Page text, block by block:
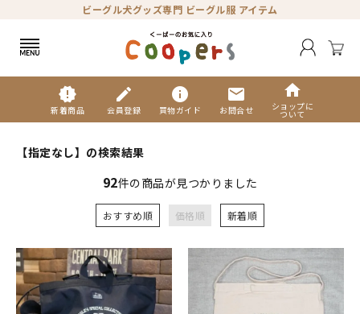
ビーグル犬グッズ専門 ビーグル服 アイテム
new_releases
新着商品
edit
会員登録
info
買物ガイド
mail
お問合せ
home
ショップに
ついて
【指定なし】の検索結果
92件の商品が見つかりました
おすすめ順 価格順 新着順